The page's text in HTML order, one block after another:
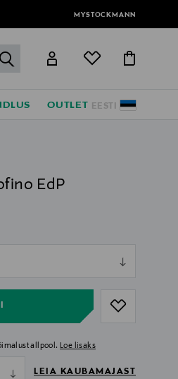
MYSTOCKMANN
label.header.go
EESTI
OUTLET
EdP
allpool. Loe lisaks
LEIA KAUBAMAJAST